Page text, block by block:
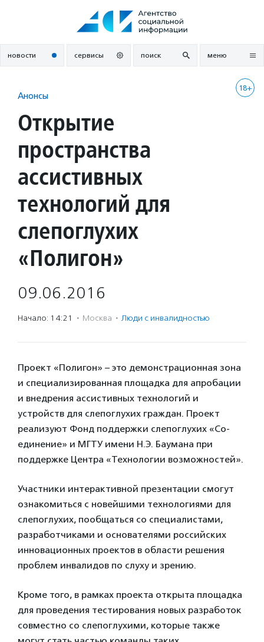
новости сервисы поиск меню
18+
Анонсы
Открытие
пространства
ассистивных
технологий для
слепоглухих
«Полигон»
09.06.2016
Начало: 14:21 · Москва · Люди с инвалидностью
Проект «Полигон» – это демонстрационная зона
и специализированная площадка для апробации
и внедрения ассистивных технологий и
устройств для слепоглухих граждан. Проект
реализуют Фонд поддержки слепоглухих «Со-
единение» и МГТУ имени Н.Э. Баумана при
поддержке Центра «Технологии возможностей».
Участники интерактивной презентации смогут
ознакомиться с новейшими технологиями для
слепоглухих, пообщаться со специалистами,
разработчиками и основателями российских
инновационных проектов в области решения
проблем инвалидов по слуху и зрению.
Кроме того, в рамках проекта открыта площадка
для проведения тестирования новых разработок
совместно со слепоглухими, которые также